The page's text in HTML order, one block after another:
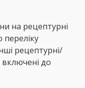
на рецептурні
переліку
рецептурні/
включені до